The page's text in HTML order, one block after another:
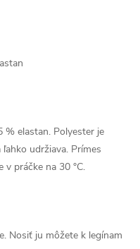
% elastan. Polyester je
udržiava. Prímes
práčke na 30 °C.
Nosiť ju môžete k legínam